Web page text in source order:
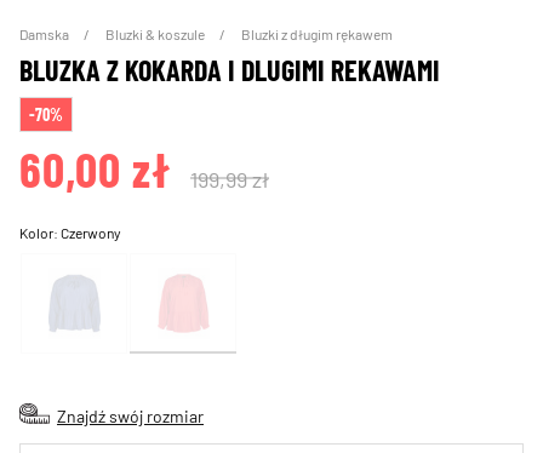
Damska Bluzki & koszule Bluzki z długim rękawem
BLUZKA Z KOKARDA I DLUGIMI REKAWAMI
-70%
60,00 zł 199,99 zł
Kolor:Czerwony
Znajdź swój rozmiar